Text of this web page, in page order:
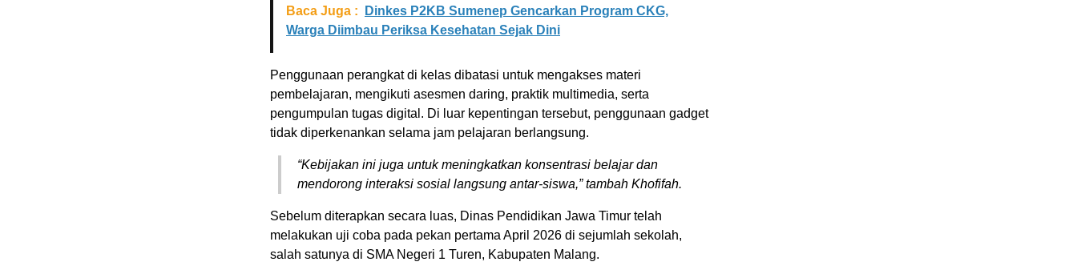
Baca Juga :
Dinkes P2KB Sumenep Gencarkan Program CKG,
Warga Diimbau Periksa Kesehatan Sejak Dini
Penggunaan perangkat di kelas dibatasi untuk mengakses materi
pembelajaran, mengikuti asesmen daring, praktik multimedia, serta
pengumpulan tugas digital. Di luar kepentingan tersebut, penggunaan gadget
tidak diperkenankan selama jam pelajaran berlangsung.
“Kebijakan ini juga untuk meningkatkan konsentrasi belajar dan
mendorong interaksi sosial langsung antar-siswa,” tambah Khofifah.
Sebelum diterapkan secara luas, Dinas Pendidikan Jawa Timur telah
melakukan uji coba pada pekan pertama April 2026 di sejumlah sekolah,
salah satunya di SMA Negeri 1 Turen, Kabupaten Malang.